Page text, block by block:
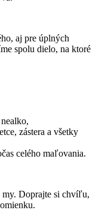
aj pre úplných
spolu dielo, na ktoré
zástera a všetky
celého maľovania.
my. Doprajte si chvíľu,